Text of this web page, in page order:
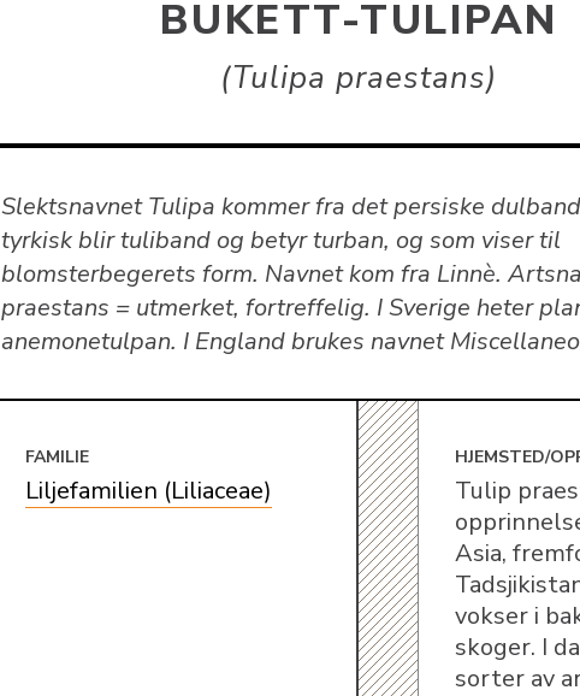
BUKETT-TULIPAN
Tulipa praestans
Slektsnavnet Tulipa kommer fra det persiske
tyrkisk blir tuliband og betyr turban, og som viser til
blomsterbegerets form. Navnet kom fra Linnè.
praestans = utmerket, fortreffelig. I Sverige heter
anemonetulpan. I England brukes navnet
FAMILIE
Liljefamilien (Liliaceae)
HJEMSTED/
Tulip
Asia,
vokser i
skoger. I
sorter av